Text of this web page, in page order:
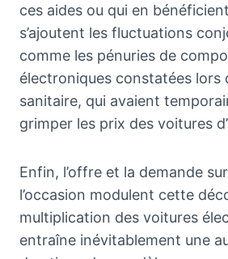
ces aides ou qui en
s’ajoutent les fluctuations
comme les pénuries de
électroniques constatées lors
sanitaire, qui avaient
grimper les prix des voitures
Enfin, l’offre et la demande
l’occasion modulent cette
multiplication des voitures
entraîne inévitablement une